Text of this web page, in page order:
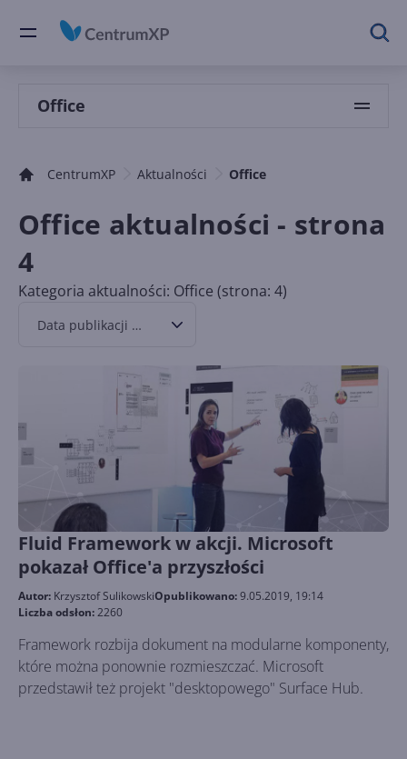
Office
CentrumXP Aktualności Office
Office aktualności - strona
4
Kategoria aktualności: Office (strona: 4)
Data publikacji malejąco
Fluid Framework w akcji. Microsoft
pokazał Office'a przyszłości
Autor: Krzysztof SulikowskiOpublikowano:9.05.2019, 19:14
Liczba odsłon:2260
Framework rozbija dokument na modularne komponenty,
które można ponownie rozmieszczać. Microsoft
przedstawił też projekt "desktopowego" Surface Hub.